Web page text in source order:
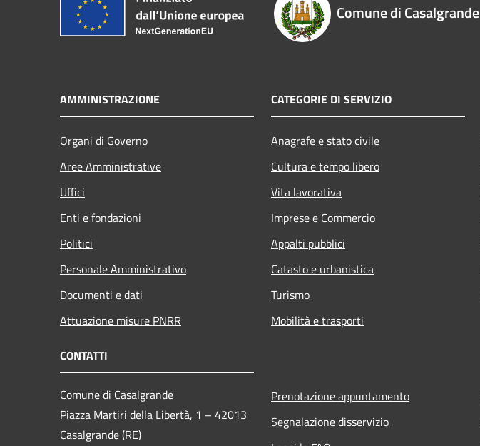
Comune di Casalgrande
AMMINISTRAZIONE
Organi di Governo
Aree Amministrative
Uffici
Enti e fondazioni
Politici
Personale Amministrativo
Documenti e dati
Attuazione misure PNRR
CATEGORIE DI SERVIZIO
Anagrafe e stato civile
Cultura e tempo libero
Vita lavorativa
Imprese e Commercio
Appalti pubblici
Catasto e urbanistica
Turismo
Mobilità e trasporti
CONTATTI
Comune di Casalgrande
Piazza Martiri della Libertà, 1 – 42013
Casalgrande (RE)
Prenotazione appuntamento
Segnalazione disservizio